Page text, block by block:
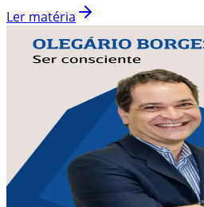
Ler matéria